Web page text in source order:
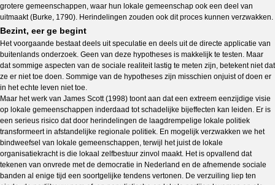
grotere gemeenschappen, waar hun lokale gemeenschap ook een deel van
uitmaakt (Burke, 1790). Herindelingen zouden ook dit proces kunnen verzwakken.
Bezint, eer ge begint
Het voorgaande bestaat deels uit speculatie en deels uit de directe applicatie van
buitenlands onderzoek. Geen van deze hypotheses is makkelijk te testen. Maar
dat sommige aspecten van de sociale realiteit lastig te meten zijn, betekent niet dat
ze er niet toe doen. Sommige van de hypotheses zijn misschien onjuist of doen er
in het echte leven niet toe.
Maar het werk van James Scott (1998) toont aan dat een extreem eenzijdige visie
op lokale gemeenschappen inderdaad tot schadelijke bijeffecten kan leiden. Er is
een serieus risico dat door herindelingen de laagdrempelige lokale politiek
transformeert in afstandelijke regionale politiek. En mogelijk verzwakken we het
bindweefsel van lokale gemeenschappen, terwijl het juist de lokale
organisatiekracht is die lokaal zelfbestuur zinvol maakt. Het is opvallend dat
tekenen van onvrede met de democratie in Nederland en de afnemende sociale
banden al enige tijd een soortgelijke tendens vertonen. De verzuiling liep ten